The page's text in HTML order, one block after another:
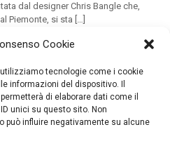
Cookie
tecnologie come i cookie
informazioni del dispositivo. Il
di elaborare dati come il
unici su questo sito. Non
può influire negativamente su alcune
dal designer Chris Bangle che,
Piemonte, si sta […]
più articoli